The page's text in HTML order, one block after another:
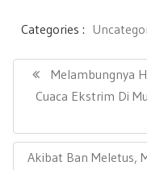
e
b
oo
k
tt
er
ail
Categories :
N
a
P
R
V
I
Melambungnya
Cuaca Ekstrim Di
N
Akibat Ban Meletus,